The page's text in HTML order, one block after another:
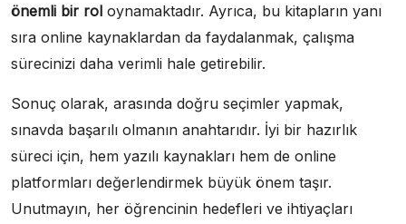
önemli bir rol oynamaktadır. Ayrıca, bu kitapların yanı
sıra online kaynaklardan da faydalanmak, çalışma
sürecinizi daha verimli hale getirebilir.
Sonuç olarak, arasında doğru seçimler yapmak,
sınavda başarılı olmanın anahtarıdır. İyi bir hazırlık
süreci için, hem yazılı kaynakları hem de online
platformları değerlendirmek büyük önem taşır.
Unutmayın, her öğrencinin hedefleri ve ihtiyaçları